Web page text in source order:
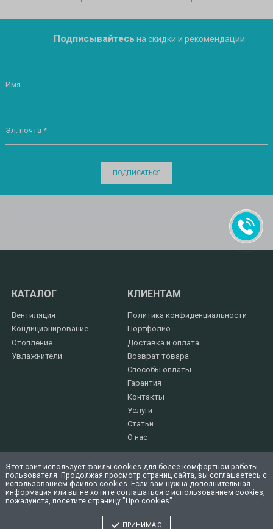
Подписывайтесьна скидки и рекомендации:
Имя
Эл. почта *
ПОДПИСАТЬСЯ
КАТАЛОГ
Вентиляция
Кондиционирование
Отопление
Увлажнители
КЛИЕНТАМ
Политика конфиденциальности
Портфолио
Доставка и оплата
Возврат товара
Способы оплаты
Гарантия
Контакты
Услуги
Статьи
О нас
Этот сайт использует файлы cookies для более комфортной работы
пользователя. Продолжая просмотр страниц сайта, вы соглашаетесь с
использованием файлов cookies. Если вам нужна дополнительная
информация или вы не хотите соглашаться с использованием cookies,
пожалуйста, посетите страницу "Про cookies"
ПРИНИМАЮ